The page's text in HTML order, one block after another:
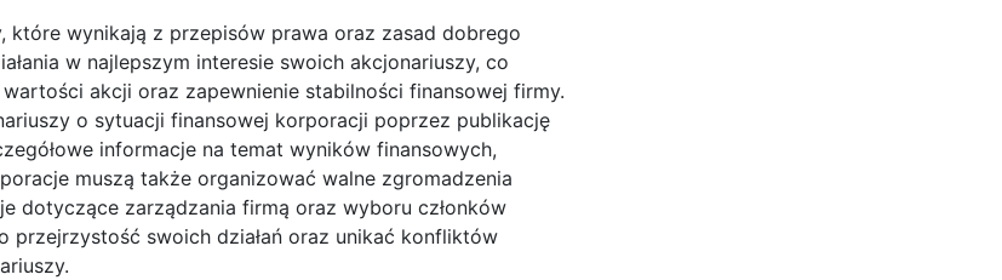
wynikają z przepisów prawa oraz zasad dobrego
w najlepszym interesie swoich akcjonariuszy, co
akcji oraz zapewnienie stabilności finansowej firmy.
o sytuacji finansowej korporacji poprzez publikację
informacje na temat wyników finansowych,
muszą także organizować walne zgromadzenia
dotyczące zarządzania firmą oraz wyboru członków
swoich działań oraz unikać konfliktów